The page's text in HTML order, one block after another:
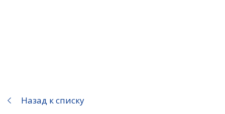
Назад к списку